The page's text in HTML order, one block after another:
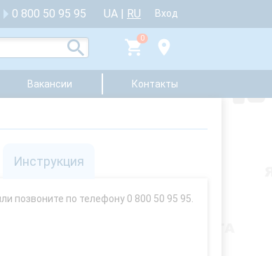
0 800 50 95 95 UA | RU Вход
0
Вакансии Контакты
Инструкция
позвоните по телефону 0 800 50 95 95.